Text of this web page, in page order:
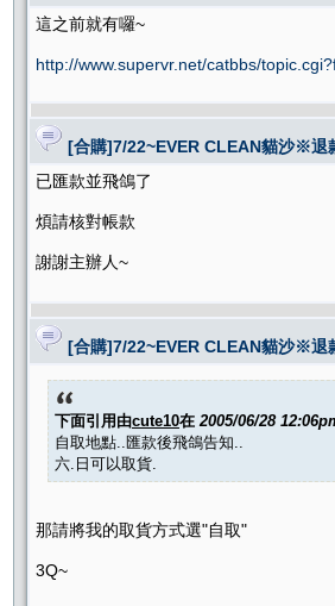
這之前就有囉~
http://www.supervr.net/catbbs/
[合購]7/22~EVER CLEAN貓沙※退
已匯款並飛鴿了
煩請核對帳款
謝謝主辦人~
[合購]7/22~EVER CLEAN貓沙※退
下面引用由cute10在 2005/06/28
自取地點..匯款後飛鴿告知..
六.日可以取貨.
那請將我的取貨方式選"自取"
3Q~